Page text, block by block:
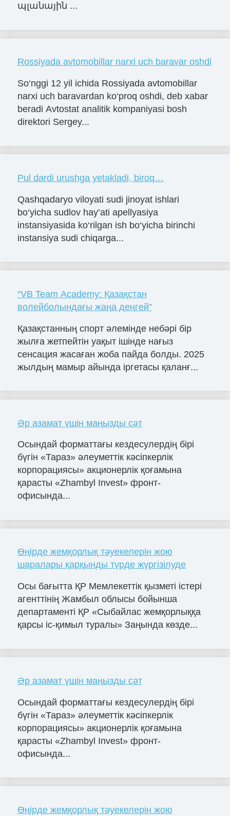
պլանային ...
Rossiyada avtomobillar narxi uch baravar oshdi
So‘nggi 12 yil ichida Rossiyada avtomobillar
narxi uch baravardan ko‘proq oshdi, deb xabar
beradi Avtostat analitik kompaniyasi bosh
direktori Sergey...
Pul dardi urushga yetakladi, biroq…
Qashqadaryo viloyati sudi jinoyat ishlari
bo‘yicha sudlov hay’ati apellyasiya
instansiyasida ko‘rilgan ish bo‘yicha birinchi
instansiya sudi chiqarga...
“VB Team Academy: Қазақстан
волейболындағы жаңа деңгей”
Қазақстанның спорт әлемінде небәрі бір
жылға жетпейтін уақыт ішінде нағыз
сенсация жасаған жоба пайда болды. 2025
жылдың мамыр айында іргетасы қаланғ...
Әр азамат үшін маңызды сәт
Осындай форматтағы кездесулердің бірі
бүгін «Тараз» әлеуметтік кәсіпкерлік
корпорациясы» акционерлік қоғамына
қарасты «Zhambyl Invest» фронт-
офисында...
Өңірде жемқорлық тәуекелерін жою
шаралары қарқынды түрде жүргізілуде
Осы бағытта ҚР Мемлекеттік қызметі істері
агенттінің Жамбыл облысы бойынша
департаменті ҚР «Сыбайлас жемқорлыққа
қарсы іс-қимыл туралы» Заңында көзде...
Әр азамат үшін маңызды сәт
Осындай форматтағы кездесулердің бірі
бүгін «Тараз» әлеуметтік кәсіпкерлік
корпорациясы» акционерлік қоғамына
қарасты «Zhambyl Invest» фронт-
офисында...
Өңірде жемқорлық тәуекелерін жою